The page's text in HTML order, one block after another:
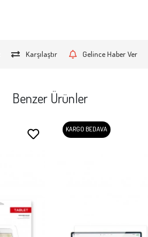
Karşılaştır Gelince Haber Ver
Benzer Ürünler
KARGO BEDAVA